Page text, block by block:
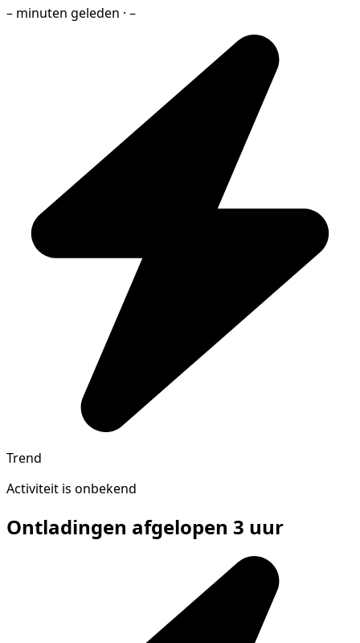
– minuten geleden · –
Trend
Activiteit is onbekend
Ontladingen afgelopen 3 uur